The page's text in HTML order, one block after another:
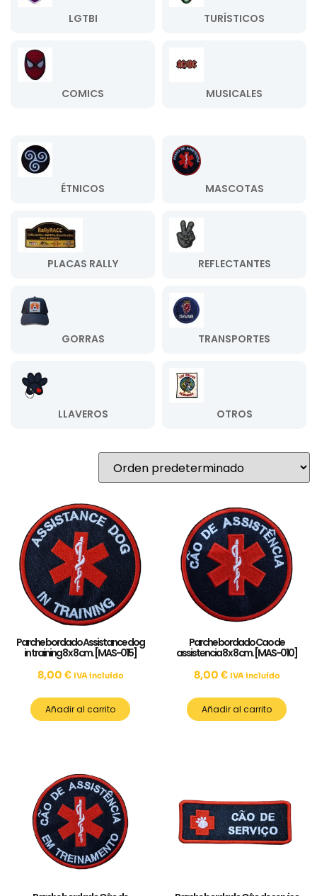
LGTBI TURÍSTICOS
COMICS MUSICALES
ÉTNICOS MASCOTAS
PLACAS RALLY REFLECTANTES
GORRAS TRANSPORTES
LLAVEROS OTROS
Parche bordado Assistance dog
in training 8 x 8 cm. [MAS-015]
8,00 € IVA incluído
Añadir al carrito
Parche bordado Cao de
assistencia 8 x 8 cm. [MAS-010]
8,00 € IVA incluído
Añadir al carrito